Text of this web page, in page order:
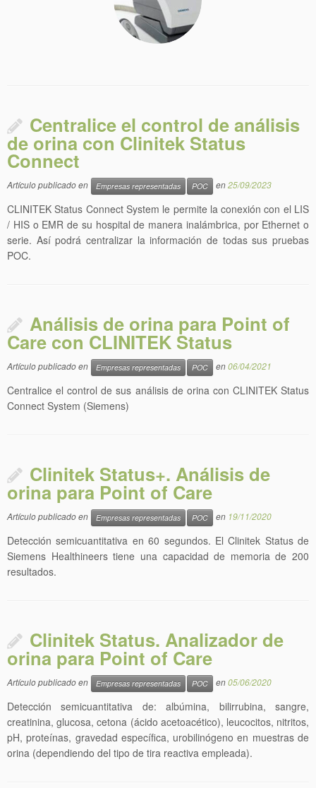
Centralice el control de análisis
de orina con Clinitek Status
Connect
Artículo publicado en Empresas representadas POC en25/09/2023
CLINITEK Status Connect System le permite la conexión con el LIS
/ HIS o EMR de su hospital de manera inalámbrica, por Ethernet o
serie. Así podrá centralizar la información de todas sus pruebas
POC.
Análisis de orina para Point of
Care con CLINITEK Status
Artículo publicado en Empresas representadas POC en06/04/2021
Centralice el control de sus análisis de orina con CLINITEK Status
Connect System (Siemens)
Clinitek Status+. Análisis de
orina para Point of Care
Artículo publicado en Empresas representadas POC en 19/11/2020
Detección semicuantitativa en 60 segundos. El Clinitek Status de
Siemens Healthineers tiene una capacidad de memoria de 200
resultados.
Clinitek Status. Analizador de
orina para Point of Care
Artículo publicado en Empresas representadas POC en05/06/2020
Detección semicuantitativa de: albúmina, bilirrubina, sangre,
creatinina, glucosa, cetona (ácido acetoacético), leucocitos, nitritos,
pH, proteínas, gravedad específica, urobilinógeno en muestras de
orina (dependiendo del tipo de tira reactiva empleada).